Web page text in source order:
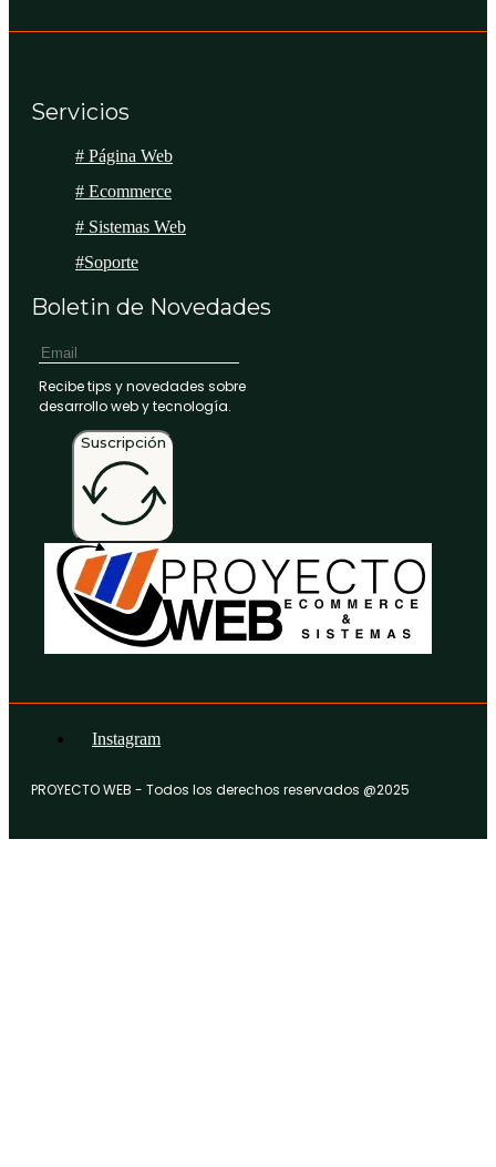
Servicios
# Página Web
# Ecommerce
# Sistemas Web
#Soporte
Boletin de Novedades
Recibe tips y novedades sobre
desarrollo web y tecnología.
Suscripción
Instagram
PROYECTO WEB - Todos los derechos reservados @2025